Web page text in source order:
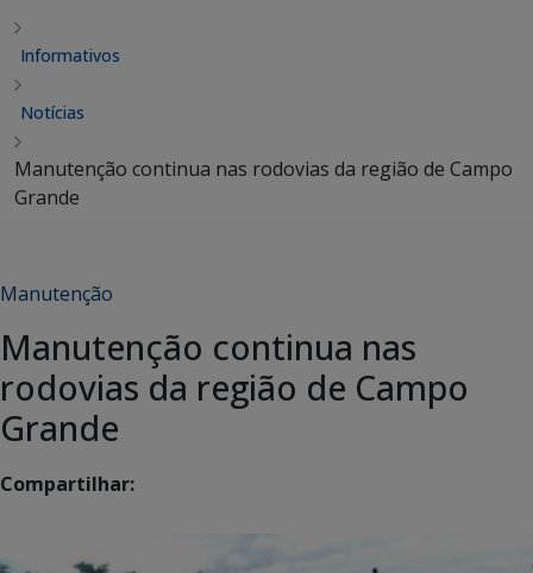
Informativos
Notícias
Manutenção continua nas rodovias da região de Campo
Grande
Manutenção
Manutenção continua nas
rodovias da região de Campo
Grande
Compartilhar: